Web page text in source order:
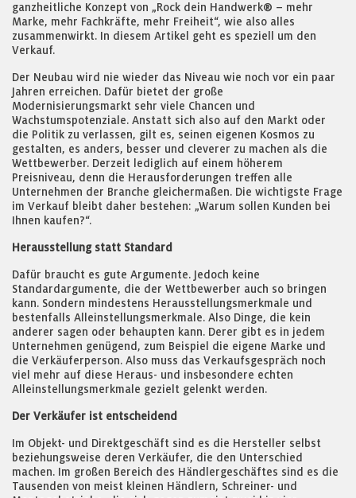
ganzheitliche Konzept von „Rock dein Handwerk® – mehr
Marke, mehr Fachkräfte, mehr Freiheit“, wie also alles
zusammenwirkt. In diesem Artikel geht es speziell um den
Verkauf.
Der Neubau wird nie wieder das Niveau wie noch vor ein paar
Jahren erreichen. Dafür bietet der große
Modernisierungsmarkt sehr viele Chancen und
Wachstumspotenziale. Anstatt sich also auf den Markt oder
die Politik zu verlassen, gilt es, seinen eigenen Kosmos zu
gestalten, es anders, besser und cleverer zu machen als die
Wettbewerber. Derzeit lediglich auf einem höherem
Preisniveau, denn die Herausforderungen treffen alle
Unternehmen der Branche gleichermaßen. Die wichtigste Frage
im Verkauf bleibt daher bestehen: „Warum sollen Kunden bei
Ihnen kaufen?“.
Herausstellung statt Standard
Dafür braucht es gute Argumente. Jedoch keine
Standardargumente, die der Wettbewerber auch so bringen
kann. Sondern mindestens Herausstellungsmerkmale und
bestenfalls Alleinstellungsmerkmale. Also Dinge, die kein
anderer sagen oder behaupten kann. Derer gibt es in jedem
Unternehmen genügend, zum Beispiel die eigene Marke und
die Verkäuferperson. Also muss das Verkaufsgespräch noch
viel mehr auf diese Heraus- und insbesondere echten
Alleinstellungsmerkmale gezielt gelenkt werden.
Der Verkäufer ist entscheidend
Im Objekt- und Direktgeschäft sind es die Hersteller selbst
beziehungsweise deren Verkäufer, die den Unterschied
machen. Im großen Bereich des Händlergeschäftes sind es die
Tausenden von meist kleinen Händlern, Schreiner- und